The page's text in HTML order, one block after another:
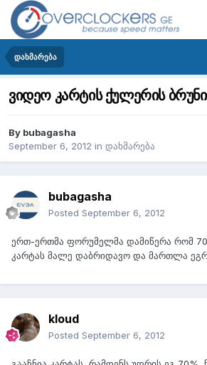
დახმარება
ვიდეო კარტის ქულერის ბრუნი
By bubagasha
September 6, 2012 in დახმარება
bubagasha
Posted September 6, 2012
ერთ-ერთმა ფორუმელმა დამიწერა რომ
კარტას მალე დაბრიდავო და მართლა
kloud
Posted September 6, 2012